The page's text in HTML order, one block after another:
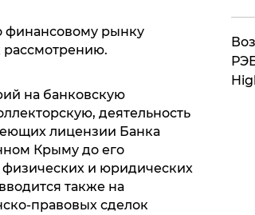
финансовому рынку
рассмотрению.
на банковскую
деятельность
лицензии Банка
Крыму до его
физических и юридических
также на
правовых сделок